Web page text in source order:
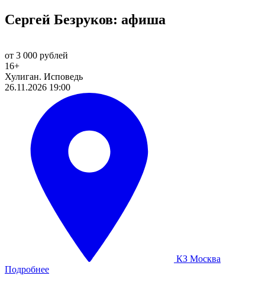
Сергей Безруков: афиша
от 3 000 рублей
16+
Хулиган. Исповедь
26.11.2026 19:00
КЗ Москва
Подробнее